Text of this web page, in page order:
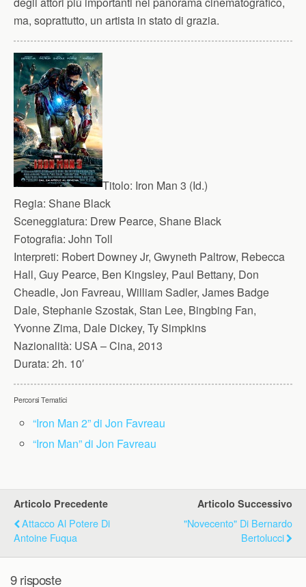
ma, soprattutto, un artista in stato di grazia.
Titolo: Iron Man 3 (Id.)
Regia: Shane Black
Sceneggiatura: Drew Pearce, Shane Black
Fotografia: John Toll
Interpreti: Robert Downey Jr, Gwyneth Paltrow, Rebecca
Hall, Guy Pearce, Ben Kingsley, Paul Bettany, Don
Cheadle, Jon Favreau, William Sadler, James Badge
Dale, Stephanie Szostak, Stan Lee, Bingbing Fan,
Yvonne Zima, Dale Dickey, Ty Simpkins
Nazionalità: USA – Cina, 2013
Durata: 2h. 10′
Percorsi Tematici
“Iron Man 2” di Jon Favreau
“Iron Man” di Jon Favreau
Articolo Precedente
Attacco Al Potere Di
Antoine Fuqua
Articolo Successivo
"Novecento" Di Bernardo
Bertolucci
9 risposte